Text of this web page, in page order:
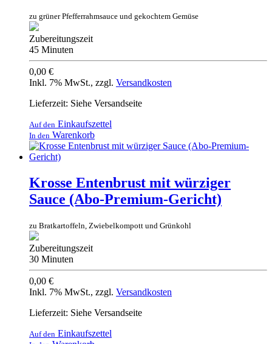
zu grüner Pfefferrahmsauce und gekochtem Gemüse
Zubereitungszeit
45 Minuten
0,00 €
Inkl. 7% MwSt., zzgl. Versandkosten
Lieferzeit: Siehe Versandseite
Auf den Einkaufszettel
In den Warenkorb
Krosse Entenbrust mit würziger
Sauce (Abo-Premium-Gericht)
zu Bratkartoffeln, Zwiebelkompott und Grünkohl
Zubereitungszeit
30 Minuten
0,00 €
Inkl. 7% MwSt., zzgl. Versandkosten
Lieferzeit: Siehe Versandseite
Auf den Einkaufszettel